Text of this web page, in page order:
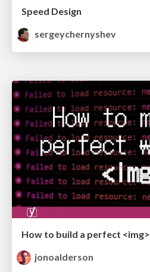
Speed Design
sergeychernyshev
How to build a perfect <img>
jonoalderson